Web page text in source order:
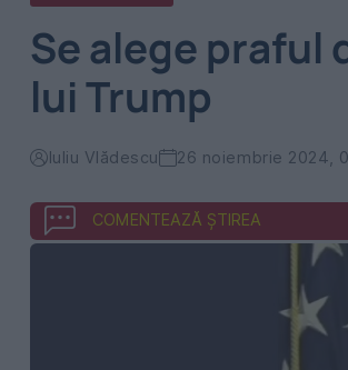
Se alege praful
lui Trump
Iuliu Vlădescu 26 noiembrie 2024,
COMENTEAZĂ ȘTIREA